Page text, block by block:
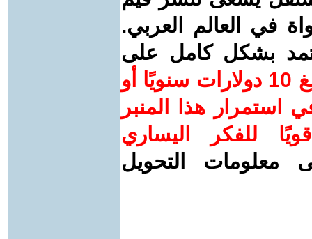
في العالم العربي.
بشكل كامل على
ساهم/ي معنا! بدعمكم بمبلغ 10 دولارات سنويًا أو
استمرار هذا المنبر
للفكر اليساري
معلومات التحويل